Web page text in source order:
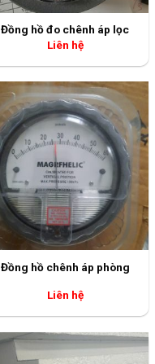
Đồng hồ đo chênh áp lọc
Liên hệ
Đồng hồ chênh áp phòng
Liên hệ